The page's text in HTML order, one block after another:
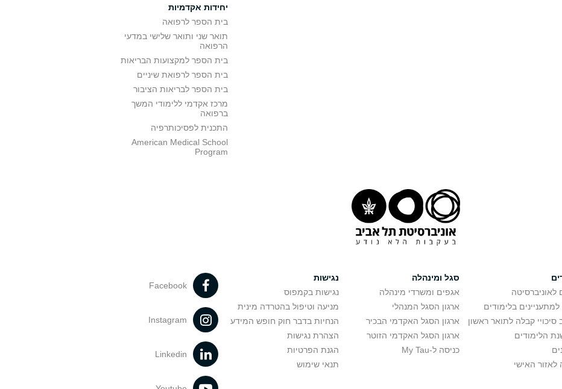
יחידות אקדמיות
בית הספר לרפואה
תואר שני ותואר שלישי במדעי
הרפואה
בית הספר למקצועות הבריאות
בית הספר לרפואת שיניים
בית הספר לבריאות הציבור
מרכז אקדמי ללימודי המשך
ברפואה
התכנית לפסיכותרפיה
American Medical School
Program
לאוניברסיטה
בלימודים
סיכויי קבלה לתואר ראשון
הלימודים
לאזור האישי
סגל ומינהלה
אגפים ומשרדי מינהלה
ארגון הסגל המנהלי
ארגון הסגל האקדמי הבכיר
ארגון הסגל האקדמי הזוטר
כניסה ל-My Tau
נגישות
נגישות בקמפוס
מניעה וטיפול בהטרדה מינית
הנחיות בדבר חוק חופש המידע
הצהרת נגישות
הגנת הפרטיות
תנאי שימוש
Facebook
Instagram
Linkedin